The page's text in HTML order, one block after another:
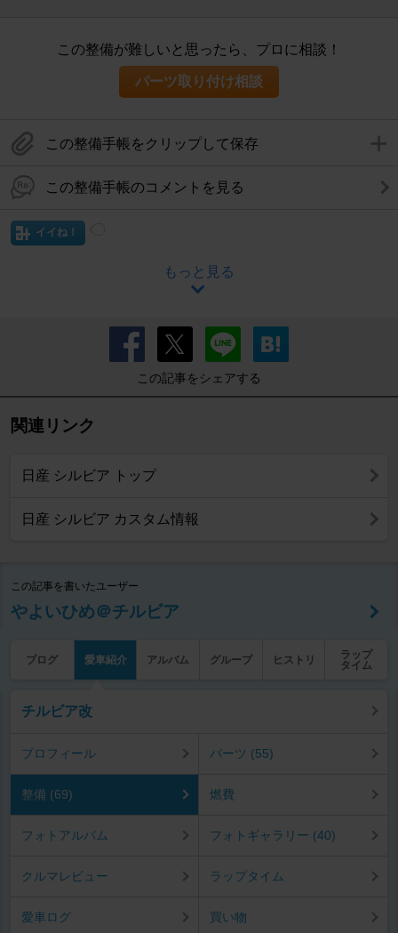
この整備が難しいと思ったら、プロに相談！
パーツ取り付け相談
この整備手帳をクリップして保存
この整備手帳のコメントを見る
イイね！
もっと見る
この記事をシェアする
関連リンク
日産 シルビア トップ
日産 シルビア カスタム情報
この記事を書いたユーザー
やよいひめ＠チルビア
ブログ 愛車紹介 アルバム グループ ヒストリ
ラップ
タイム
チルビア改
プロフィール パーツ (55)
整備 (69) 燃費
フォトアルバム フォトギャラリー (40)
クルマレビュー ラップタイム
愛車ログ 買い物